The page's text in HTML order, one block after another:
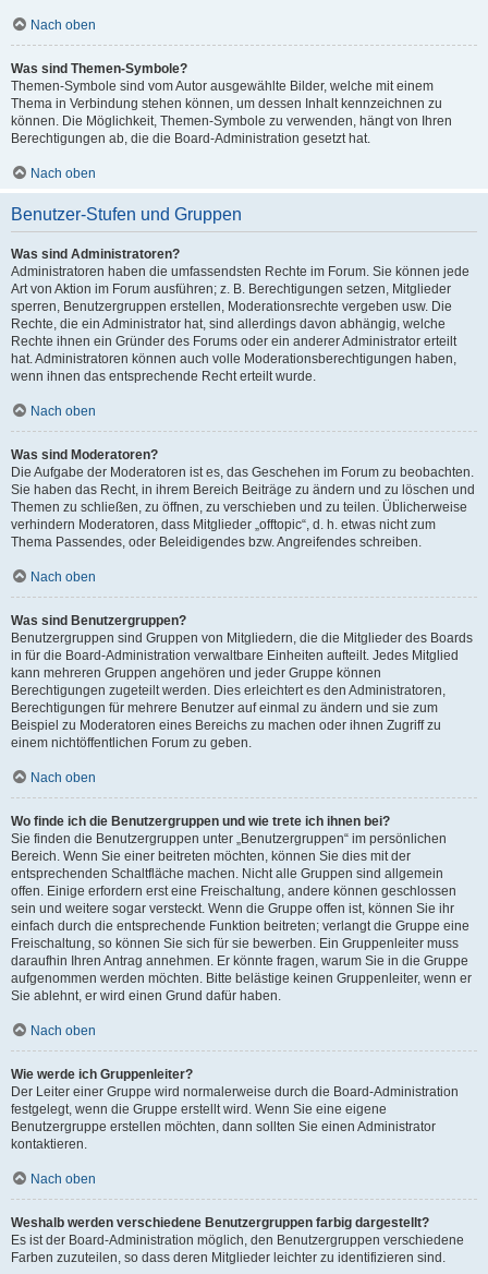
Nach oben
Was sind Themen-Symbole?
Themen-Symbole sind vom Autor ausgewählte Bilder, welche mit einem
Thema in Verbindung stehen können, um dessen Inhalt kennzeichnen zu
können. Die Möglichkeit, Themen-Symbole zu verwenden, hängt von Ihren
Berechtigungen ab, die die Board-Administration gesetzt hat.
Nach oben
Benutzer-Stufen und Gruppen
Was sind Administratoren?
Administratoren haben die umfassendsten Rechte im Forum. Sie können jede
Art von Aktion im Forum ausführen; z. B. Berechtigungen setzen, Mitglieder
sperren, Benutzergruppen erstellen, Moderationsrechte vergeben usw. Die
Rechte, die ein Administrator hat, sind allerdings davon abhängig, welche
Rechte ihnen ein Gründer des Forums oder ein anderer Administrator erteilt
hat. Administratoren können auch volle Moderationsberechtigungen haben,
wenn ihnen das entsprechende Recht erteilt wurde.
Nach oben
Was sind Moderatoren?
Die Aufgabe der Moderatoren ist es, das Geschehen im Forum zu beobachten.
Sie haben das Recht, in ihrem Bereich Beiträge zu ändern und zu löschen und
Themen zu schließen, zu öffnen, zu verschieben und zu teilen. Üblicherweise
verhindern Moderatoren, dass Mitglieder „offtopic“, d. h. etwas nicht zum
Thema Passendes, oder Beleidigendes bzw. Angreifendes schreiben.
Nach oben
Was sind Benutzergruppen?
Benutzergruppen sind Gruppen von Mitgliedern, die die Mitglieder des Boards
in für die Board-Administration verwaltbare Einheiten aufteilt. Jedes Mitglied
kann mehreren Gruppen angehören und jeder Gruppe können
Berechtigungen zugeteilt werden. Dies erleichtert es den Administratoren,
Berechtigungen für mehrere Benutzer auf einmal zu ändern und sie zum
Beispiel zu Moderatoren eines Bereichs zu machen oder ihnen Zugriff zu
einem nichtöffentlichen Forum zu geben.
Nach oben
Wo finde ich die Benutzergruppen und wie trete ich ihnen bei?
Sie finden die Benutzergruppen unter „Benutzergruppen“ im persönlichen
Bereich. Wenn Sie einer beitreten möchten, können Sie dies mit der
entsprechenden Schaltfläche machen. Nicht alle Gruppen sind allgemein
offen. Einige erfordern erst eine Freischaltung, andere können geschlossen
sein und weitere sogar versteckt. Wenn die Gruppe offen ist, können Sie ihr
einfach durch die entsprechende Funktion beitreten; verlangt die Gruppe eine
Freischaltung, so können Sie sich für sie bewerben. Ein Gruppenleiter muss
daraufhin Ihren Antrag annehmen. Er könnte fragen, warum Sie in die Gruppe
aufgenommen werden möchten. Bitte belästige keinen Gruppenleiter, wenn er
Sie ablehnt, er wird einen Grund dafür haben.
Nach oben
Wie werde ich Gruppenleiter?
Der Leiter einer Gruppe wird normalerweise durch die Board-Administration
festgelegt, wenn die Gruppe erstellt wird. Wenn Sie eine eigene
Benutzergruppe erstellen möchten, dann sollten Sie einen Administrator
kontaktieren.
Nach oben
Weshalb werden verschiedene Benutzergruppen farbig dargestellt?
Es ist der Board-Administration möglich, den Benutzergruppen verschiedene
Farben zuzuteilen, so dass deren Mitglieder leichter zu identifizieren sind.